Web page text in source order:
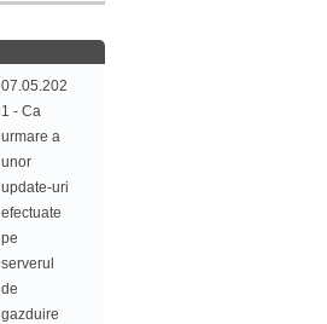
07.05.202
1 - Ca
urmare a
unor
update-uri
efectuate
pe
serverul
de
gazduire